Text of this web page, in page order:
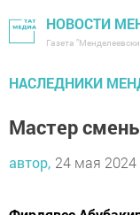
НОВОСТИ
Газета
НАСЛЕДНИКИ
Мастер
автор, 24 мая 2024